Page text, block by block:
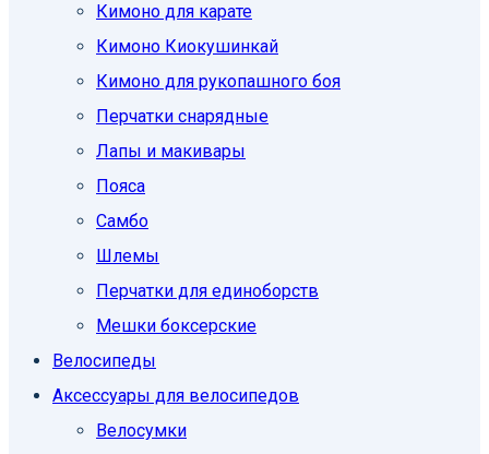
Кимоно для карате
Кимоно Киокушинкай
Кимоно для рукопашного боя
Перчатки снарядные
Лапы и макивары
Пояса
Самбо
Шлемы
Перчатки для единоборств
Мешки боксерские
Велосипеды
Аксессуары для велосипедов
Велосумки